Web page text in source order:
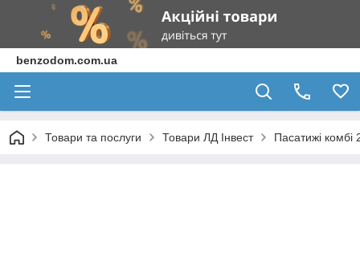
benzodom.com.ua
Товари та послуги Товари ЛД Інвест Пасатижі